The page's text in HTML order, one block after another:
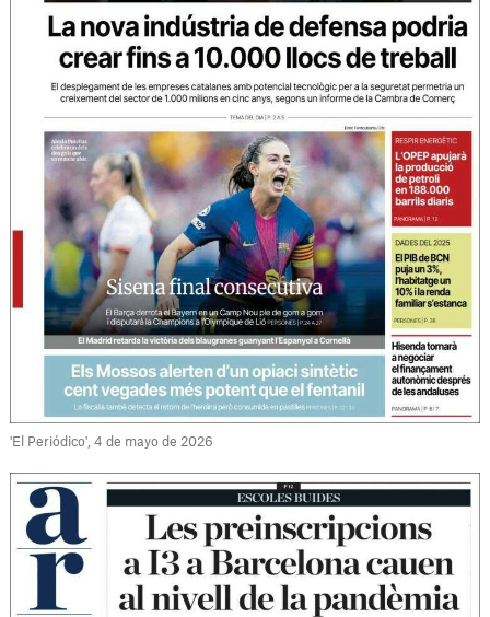
'El Periódico', 4 de mayo de 2026